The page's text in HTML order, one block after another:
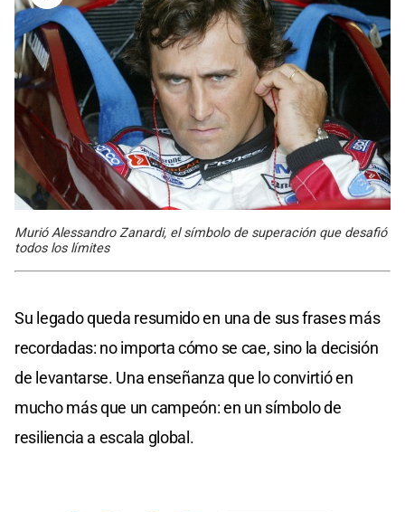
Murió Alessandro Zanardi, el símbolo de superación que desafió
todos los límites
Su legado queda resumido en una de sus frases más
recordadas: no importa cómo se cae, sino la decisión
de levantarse. Una enseñanza que lo convirtió en
mucho más que un campeón: en un símbolo de
resiliencia a escala global.